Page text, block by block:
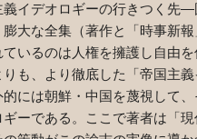
イデオロギーの行きつく先―
大な全集（著作と「時事新
いるのは人権を擁護し自由
も、より徹底した「帝国主
的には朝鮮・中国を蔑視して
ーである。ここで著者は「